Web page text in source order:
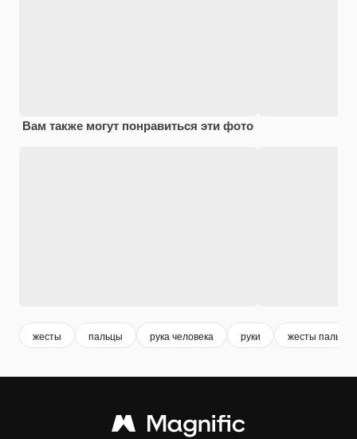
Вам также могут понравиться эти фото
жесты пальцы рука человека руки жесты